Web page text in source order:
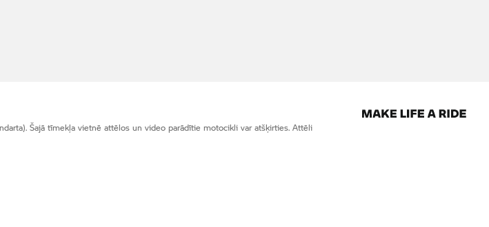
Šajā tīmekļa vietnē attēlos un video parādītie motocikli var atšķirties. Attēli